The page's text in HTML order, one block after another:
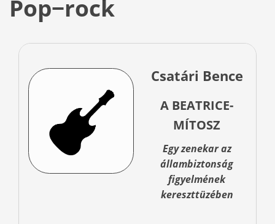
Pop−rock
Csatári Bence
A BEATRICE-
MÍTOSZ
Egy zenekar az
állambiztonság
figyelmének
kereszttüzében